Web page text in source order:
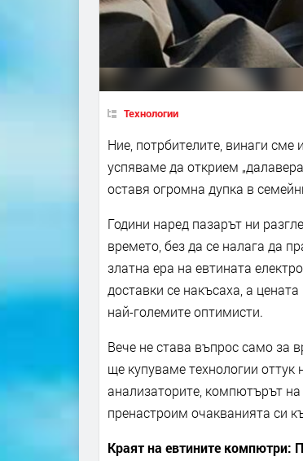
Технологии
Ние, потрбителите, винаги
успяваме да открием
оставя огромна дупка в
Години наред пазарът ни
времето, без да се налага да
златна ера на евтината
доставки се накъсаха, а
най-големите оптимисти.
Вече не става въпрос само за
ще купуваме технологии оттук
анализаторите, компютърът
пренастроим очакванията си
Краят на евтините компютри: